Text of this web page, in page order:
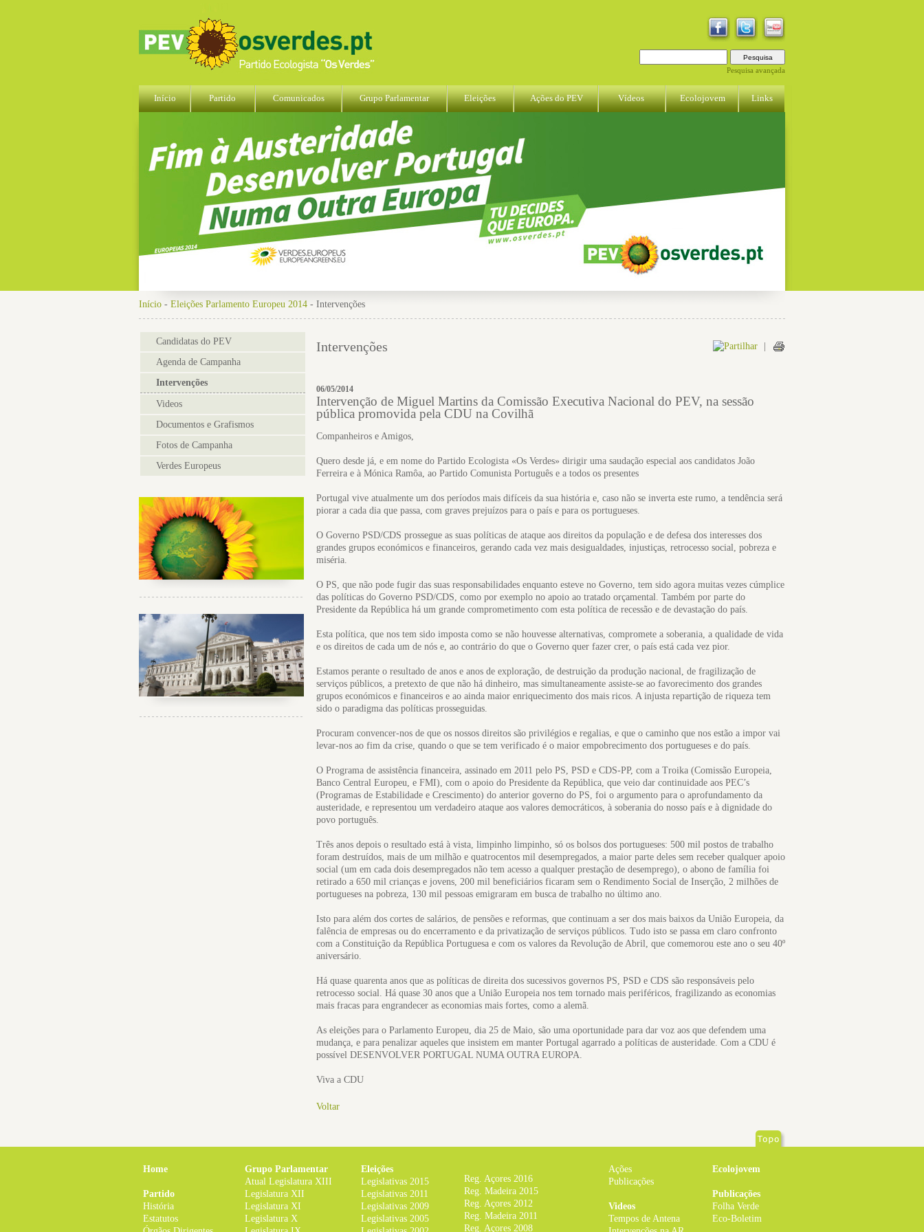
Pesquisa avançada
Início Partido Comunicados Grupo Parlamentar Eleições Ações do PEV Vídeos Ecolojovem Links
Início - Eleições Parlamento Europeu 2014 - Intervenções
Candidatas do PEV
Agenda de Campanha
Intervenções
Videos
Documentos e Grafismos
Fotos de Campanha
Verdes Europeus
Intervenções
06/05/2014
Intervenção de Miguel Martins da Comissão Executiva Nacional do PEV, na sessão
pública promovida pela CDU na Covilhã
Companheiros e Amigos,
Quero desde já, e em nome do Partido Ecologista «Os Verdes» dirigir uma saudação especial aos candidatos João
Ferreira e à Mónica Ramôa, ao Partido Comunista Português e a todos os presentes
Portugal vive atualmente um dos períodos mais difíceis da sua história e, caso não se inverta este rumo, a tendência será
piorar a cada dia que passa, com graves prejuízos para o país e para os portugueses.
O Governo PSD/CDS prossegue as suas políticas de ataque aos direitos da população e de defesa dos interesses dos
grandes grupos económicos e financeiros, gerando cada vez mais desigualdades, injustiças, retrocesso social, pobreza e
miséria.
O PS, que não pode fugir das suas responsabilidades enquanto esteve no Governo, tem sido agora muitas vezes cúmplice
das políticas do Governo PSD/CDS, como por exemplo no apoio ao tratado orçamental. Também por parte do
Presidente da República há um grande comprometimento com esta política de recessão e de devastação do país.
Esta política, que nos tem sido imposta como se não houvesse alternativas, compromete a soberania, a qualidade de vida
e os direitos de cada um de nós e, ao contrário do que o Governo quer fazer crer, o país está cada vez pior.
Estamos perante o resultado de anos e anos de exploração, de destruição da produção nacional, de fragilização de
serviços públicos, a pretexto de que não há dinheiro, mas simultaneamente assiste-se ao favorecimento dos grandes
grupos económicos e financeiros e ao ainda maior enriquecimento dos mais ricos. A injusta repartição de riqueza tem
sido o paradigma das políticas prosseguidas.
Procuram convencer-nos de que os nossos direitos são privilégios e regalias, e que o caminho que nos estão a impor vai
levar-nos ao fim da crise, quando o que se tem verificado é o maior empobrecimento dos portugueses e do país.
O Programa de assistência financeira, assinado em 2011 pelo PS, PSD e CDS-PP, com a Troika (Comissão Europeia,
Banco Central Europeu, e FMI), com o apoio do Presidente da República, que veio dar continuidade aos PEC’s
(Programas de Estabilidade e Crescimento) do anterior governo do PS, foi o argumento para o aprofundamento da
austeridade, e representou um verdadeiro ataque aos valores democráticos, à soberania do nosso país e à dignidade do
povo português.
Três anos depois o resultado está à vista, limpinho limpinho, só os bolsos dos portugueses: 500 mil postos de trabalho
foram destruídos, mais de um milhão e quatrocentos mil desempregados, a maior parte deles sem receber qualquer apoio
social (um em cada dois desempregados não tem acesso a qualquer prestação de desemprego), o abono de família foi
retirado a 650 mil crianças e jovens, 200 mil beneficiários ficaram sem o Rendimento Social de Inserção, 2 milhões de
portugueses na pobreza, 130 mil pessoas emigraram em busca de trabalho no último ano.
Isto para além dos cortes de salários, de pensões e reformas, que continuam a ser dos mais baixos da União Europeia, da
falência de empresas ou do encerramento e da privatização de serviços públicos. Tudo isto se passa em claro confronto
com a Constituição da República Portuguesa e com os valores da Revolução de Abril, que comemorou este ano o seu 40º
aniversário.
Há quase quarenta anos que as políticas de direita dos sucessivos governos PS, PSD e CDS são responsáveis pelo
retrocesso social. Há quase 30 anos que a União Europeia nos tem tornado mais periféricos, fragilizando as economias
mais fracas para engrandecer as economias mais fortes, como a alemã.
As eleições para o Parlamento Europeu, dia 25 de Maio, são uma oportunidade para dar voz aos que defendem uma
mudança, e para penalizar aqueles que insistem em manter Portugal agarrado a políticas de austeridade. Com a CDU é
possível DESENVOLVER PORTUGAL NUMA OUTRA EUROPA.
Viva a CDU
Voltar
Home
Partido
História
Estatutos
Grupo Parlamentar
Atual Legislatura XIII
Legislatura XII
Legislatura XI
Legislatura X
Eleições
Legislativas 2015
Legislativas 2011
Legislativas 2009
Legislativas 2005
Reg. Açores 2016
Reg. Madeira 2015
Reg. Açores 2012
Reg. Madeira 2011
Reg. Açores 2008
Ações
Publicações
Videos
Tempos de Antena
Ecolojovem
Publicações
Folha Verde
Eco-Boletim